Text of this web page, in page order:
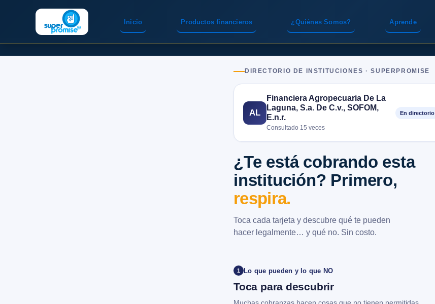
Inicio Productos financieros ¿Quiénes Somos? Aprende
DIRECTORIO DE INSTITUCIONES · SUPERPROMISE
AL
Financiera Agropecuaria De La
Laguna, S.a. De C.v., SOFOM,
E.n.r.
Consultado 15 veces
En directorio
¿Te está cobrando esta
institución? Primero,
respira.
Toca cada tarjeta y descubre qué te pueden
hacer legalmente… y qué no. Sin costo.
1 Lo que pueden y lo que NO
Toca para descubrir